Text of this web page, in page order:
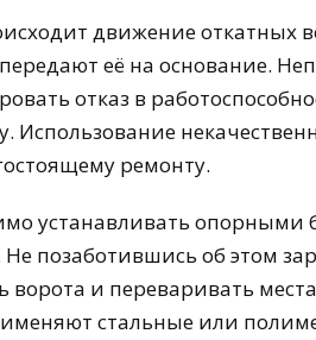
движение откатных
её на основание.
отказ в
Использование
ремонту.
устанавливать опорными
позаботившись об этом
и переваривать
стальные или